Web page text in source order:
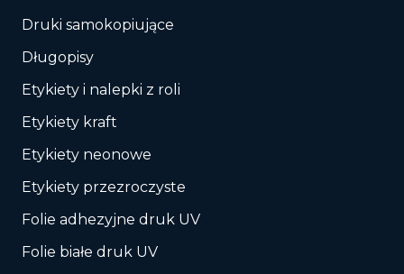
Druki samokopiujące
Długopisy
Etykiety i nalepki z roli
Etykiety kraft
Etykiety neonowe
Etykiety przezroczyste
Folie adhezyjne druk UV
Folie białe druk UV